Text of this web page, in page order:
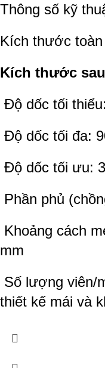
Thông số kỹ
Kích thước
Kích thước
Độ dốc tối
Độ dốc tối đa:
Độ dốc tối ưu:
Phần phủ
Khoảng cách
mm
Số lượng viên/
thiết kế mái và